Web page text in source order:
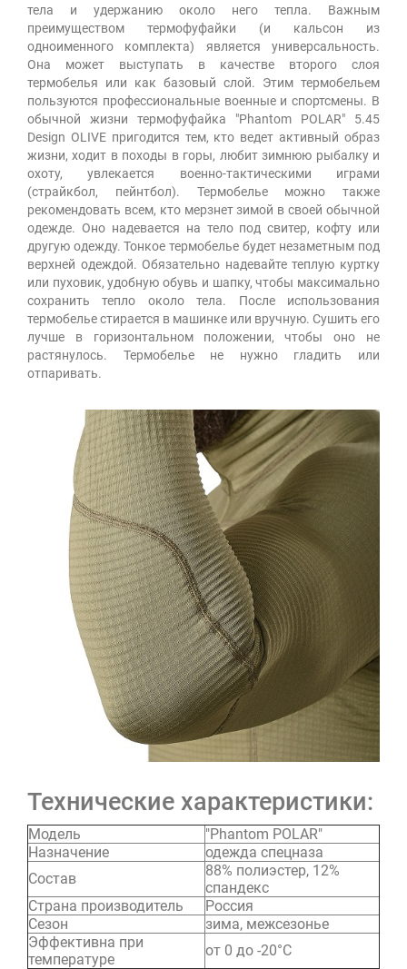
тела и удержанию около него тепла. Важным
преимуществом термофуфайки (и кальсон из
одноименного комплекта) является универсальность.
Она может выступать в качестве второго слоя
термобелья или как базовый слой. Этим термобельем
пользуются профессиональные военные и спортсмены. В
обычной жизни термофуфайка "Phantom POLAR" 5.45
Design OLIVE пригодится тем, кто ведет активный образ
жизни, ходит в походы в горы, любит зимнюю рыбалку и
охоту, увлекается военно-тактическими играми
(страйкбол, пейнтбол). Термобелье можно также
рекомендовать всем, кто мерзнет зимой в своей обычной
одежде. Оно надевается на тело под свитер, кофту или
другую одежду. Тонкое термобелье будет незаметным под
верхней одеждой. Обязательно надевайте теплую куртку
или пуховик, удобную обувь и шапку, чтобы максимально
сохранить тепло около тела. После использования
термобелье стирается в машинке или вручную. Сушить его
лучше в горизонтальном положении, чтобы оно не
растянулось. Термобелье не нужно гладить или
отпаривать.
Технические характеристики:
Модель
"Phantom POLAR"
Назначение
одежда спецназа
Состав
88% полиэстер, 12%
спандекс
Страна производитель
Россия
Сезон
зима, межсезонье
Эффективна при
температуре
от 0 до -20°С